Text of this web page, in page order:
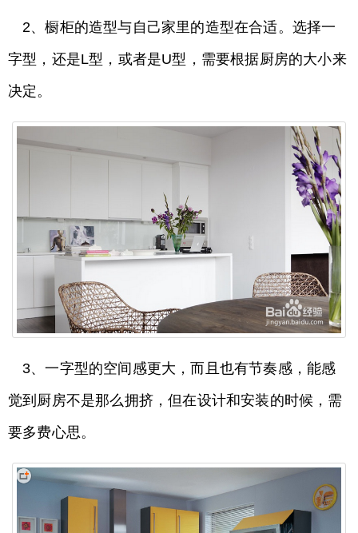
2、橱柜的造型与自己家里的造型在合适。选择一
字型，还是L型，或者是U型，需要根据厨房的大小来
决定。
3、一字型的空间感更大，而且也有节奏感，能感
觉到厨房不是那么拥挤，但在设计和安装的时候，需
要多费心思。